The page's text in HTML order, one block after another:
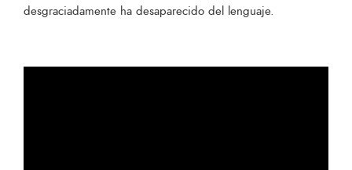
desgraciadamente ha desaparecido del lenguaje.